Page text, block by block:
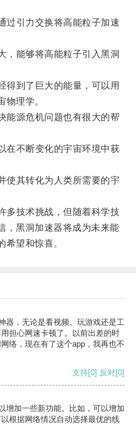
引力交换将高能粒子加速
能够将高能粒子引入黑洞
到了巨大的能量，可以用
物理学。
源危机问题也有很大的帮
不断变化的宇宙环境中获
其转化为人类所需要的宇
技术挑战，但随着科学技
，黑洞加速器将成为未来能
希望和惊喜。
器，无论是看视频、玩游戏还是工
担心网速卡顿了。以前出差的时
络，现在有了这个app，我再也不
支持[0] 反对[0]
增加一些新功能。比如，可以增加
根据网络情况自动选择最优的线